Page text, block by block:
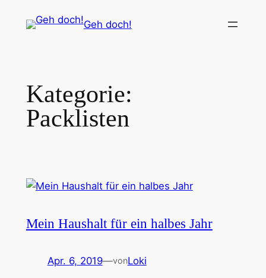
Inhalt
Geh doch!
Kategorie:
Packlisten
Mein Haushalt für ein halbes Jahr
Apr. 6, 2019—vonLoki